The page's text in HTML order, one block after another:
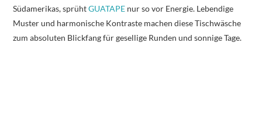
Südamerikas, sprühtGUATAPE nur so vor Energie. Lebendige
Muster und harmonische Kontraste machen diese Tischwäsche
zum absoluten Blickfang für gesellige Runden und sonnige Tage.